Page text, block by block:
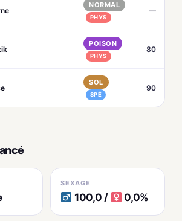
NORMAL
PHYS
—
POISON
PHYS
80
SOL
SPÉ
90
SEXAGE
100,0 / 0,0%